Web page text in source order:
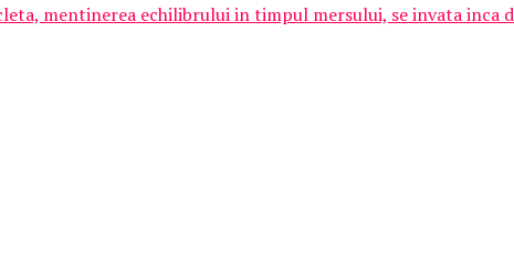
mentinerea echilibrului in timpul mersului, se invata inca